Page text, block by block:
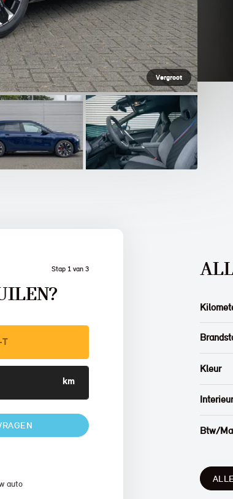
Vergroot
Stap 1 van 3
auto
Kleur
Interieur
Btw/